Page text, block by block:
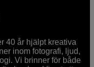
40 år hjälpt kreativa
inom fotografi, ljud,
Vi brinner för både